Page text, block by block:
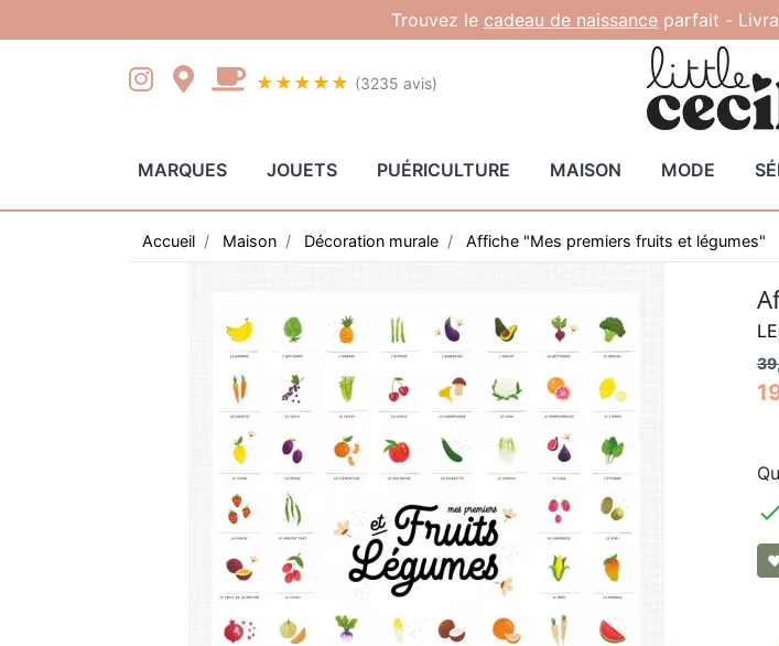
Trouvez le cadeau de naissance parfait -
★★★★★ (3235 avis)
MARQUES JOUETS PUÉRICULTURE MAISON MODE
Accueil Maison Décoration murale Affiche "Mes premiers fruits et légumes"
